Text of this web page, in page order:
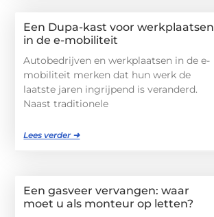
Een Dupa-kast voor werkplaatsen
in de e-mobiliteit
Autobedrijven en werkplaatsen in de e-
mobiliteit merken dat hun werk de
laatste jaren ingrijpend is veranderd.
Naast traditionele
Lees verder ➜
Een gasveer vervangen: waar
moet u als monteur op letten?